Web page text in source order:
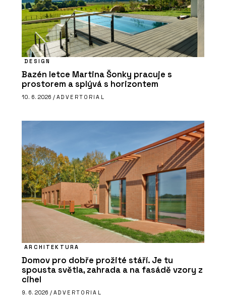
DESIGN
Bazén letce Martina Šonky pracuje s
prostorem a splývá s horizontem
10. 6. 2026 / ADVERTORIAL
ARCHITEKTURA
Domov pro dobře prožité stáří. Je tu
spousta světla, zahrada a na fasádě vzory z
cihel
9. 6. 2026 / ADVERTORIAL